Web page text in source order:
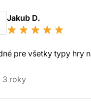
Jakub D.
pre všetky typy hry
3 roky